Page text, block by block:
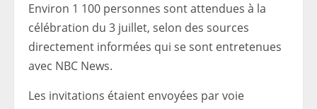
Environ 1 100 personnes sont attendues à la
célébration du 3 juillet, selon des sources
directement informées qui se sont entretenues
avec NBC News.
Les invitations étaient envoyées par voie